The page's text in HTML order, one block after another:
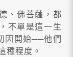
、佛菩薩，都
不單是這一生
因開始──他們
種程度。